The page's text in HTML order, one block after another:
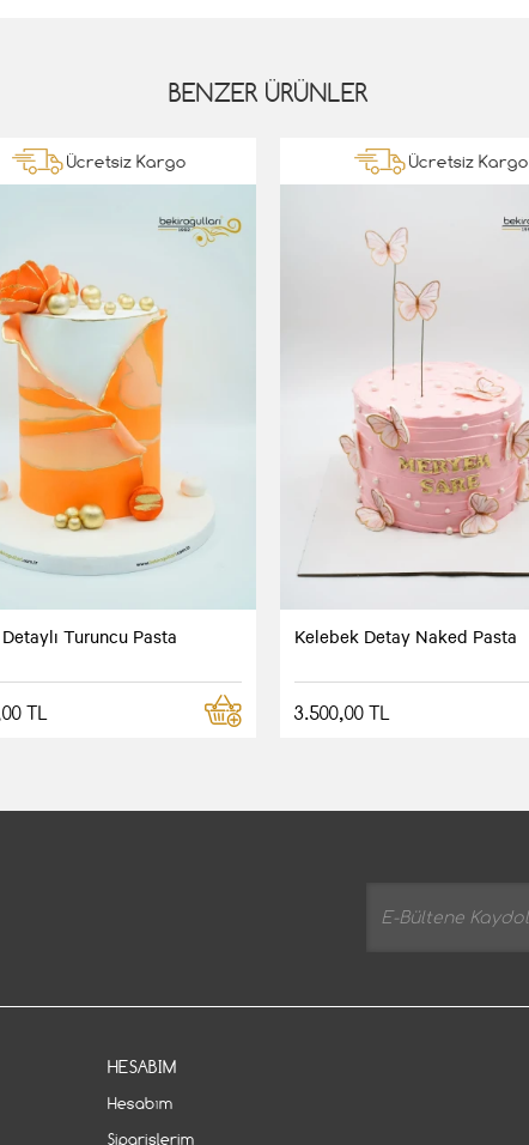
BENZER ÜRÜNLER
Ücretsiz Kargo
Turuncu Pasta
TL
Ücretsiz Kargo
Kelebek Detay Naked Pasta
3.500,00 TL
HESABIM
Hesabım
Siparişlerim